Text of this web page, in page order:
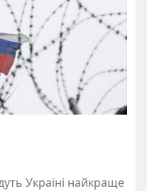
Україні найкраще